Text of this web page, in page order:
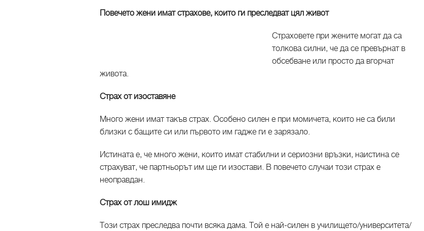
Повечето жени имат страхове, които ги преследват цял живот
Страховете при жените могат да са
толкова силни, че да се превърнат в
обсебване или просто да вгорчат
живота.
Страх от изоставяне
Много жени имат такъв страх. Особено силен е при момичета, които не са били
близки с бащите си или първото им гадже ги е зарязало.
Истината е, че много жени, които имат стабилни и сериозни връзки, наистина се
страхуват, че партньорът им ще ги изостави. В повечето случаи този страх е
неоправдан.
Страх от лош имидж
Този страх преследва почти всяка дама. Той е най-силен в училището/университета/